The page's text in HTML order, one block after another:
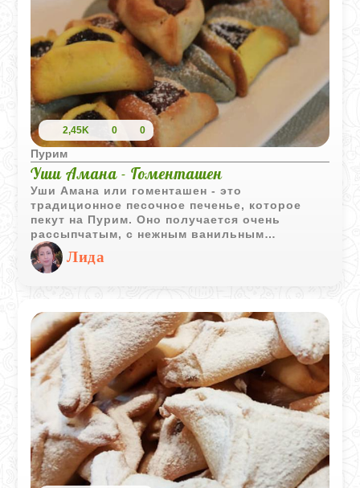
2,45K 0 0
Пурим
Уши Амана - Гоменташен
Уши Амана или гоменташен - это
традиционное песочное печенье, которое
пекут на Пурим. Оно получается очень
рассыпчатым, с нежным ванильным
ароматом, а внутрь можно положить
абсолютно любую любимую начинку, главное
чтобы она была густой и не вытекала при
Лида